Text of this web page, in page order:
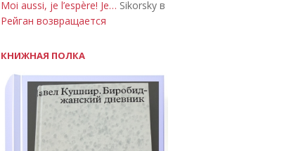
Moi aussi, je l’espère! Je… Sikorsky в
Рейган возвращается
КНИЖНАЯ ПОЛКА